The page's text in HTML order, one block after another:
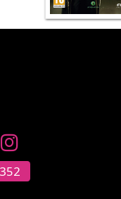
352